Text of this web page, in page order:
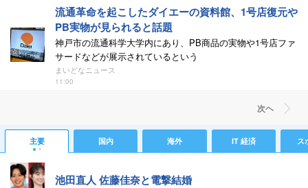
流通革命を起こしたダイエーの資料館、1号店復元や
PB実物が見られると話題
神戸市の流通科学大学内にあり、PB商品の実物や1号店ファ
サードなどが展示されているという
まいどなニュース
11:00
次ヘ
主要 国内 海外 IT 経済 ス
池田直人 佐藤佳奈と電撃結婚